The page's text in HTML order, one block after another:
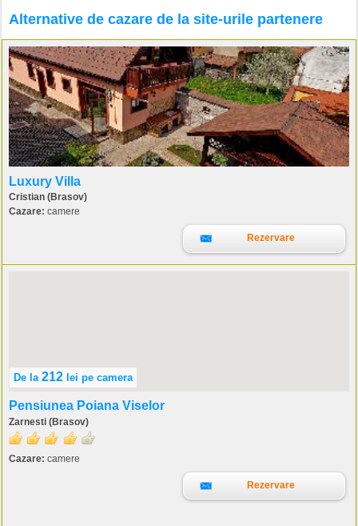
Alternative de cazare de la site-urile partenere
Luxury Villa
Cristian (Brasov)
Cazare: camere
Rezervare
De la 212 lei pe camera
Pensiunea Poiana Viselor
Zarnesti (Brasov)
Cazare: camere
Rezervare